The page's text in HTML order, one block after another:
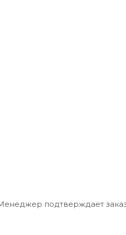
подтверждает